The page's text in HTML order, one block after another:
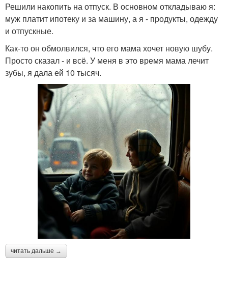
Решили накопить на отпуск. В основном откладываю я:
муж платит ипотеку и за машину, а я - продукты, одежду
и отпускные.
Как-то он обмолвился, что его мама хочет новую шубу.
Просто сказал - и всё. У меня в это время мама лечит
зубы, я дала ей 10 тысяч.
читать дальше →